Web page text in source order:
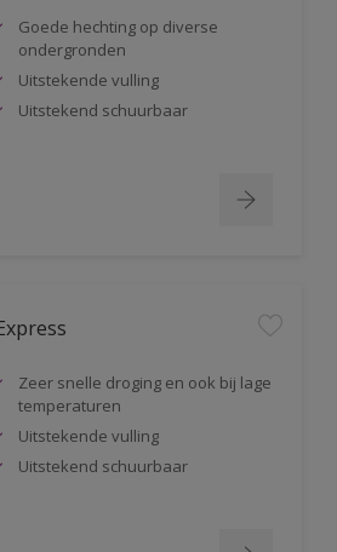
Goede hechting op diverse
ondergronden
Uitstekende vulling
Uitstekend schuurbaar
Zeer snelle droging en ook bij lage
temperaturen
Uitstekende vulling
Uitstekend schuurbaar